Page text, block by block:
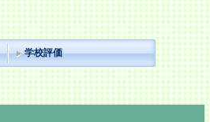
学校評価